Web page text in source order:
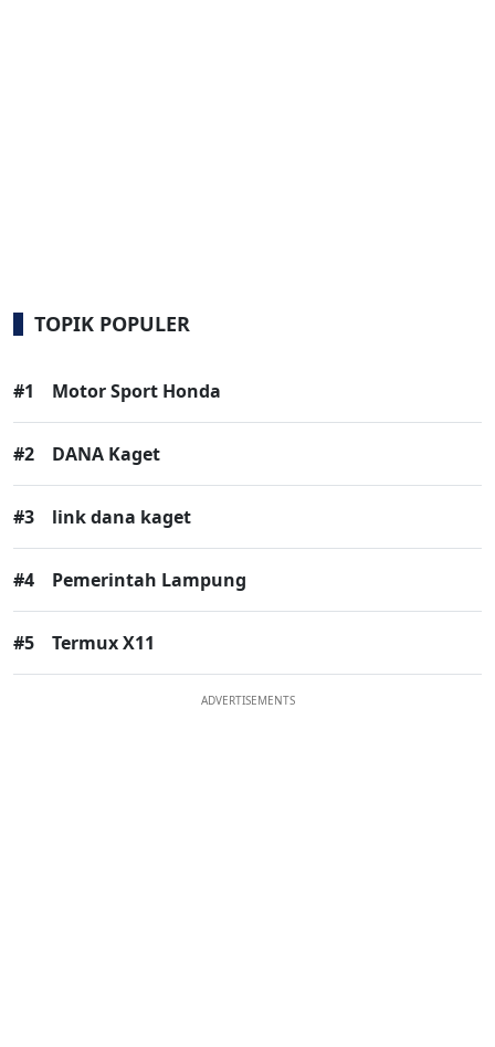
TOPIK POPULER
#1 Motor Sport Honda
#2 DANA Kaget
#3 link dana kaget
#4 Pemerintah Lampung
#5 Termux X11
ADVERTISEMENTS